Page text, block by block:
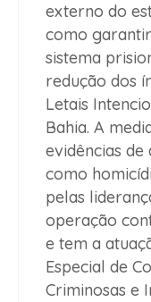
externo do
como
sistema
redução dos
Letais
Bahia. A
evidências de
como
pelas
operação
e tem a
Especial de
Criminosas e